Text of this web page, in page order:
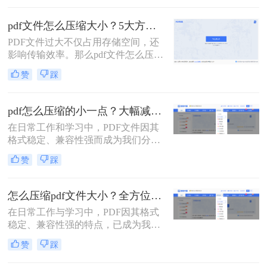
pdf文件怎么压缩大小？5大方法深度解析与实操指南！
PDF文件过大不仅占用存储空间，还
影响传输效率。那么pdf文件怎么压缩
大小呢？本文将系统介绍5种主流压
缩方法，助你精准平衡文件体积与质
赞 踩
pdf怎么压缩的小一点？大幅减小文件体积的有效方法全解析！
在日常工作和学习中，PDF文件因其
格式稳定、兼容性强而成为我们分享
文档、报告和资料的首选格式。然
而，随之而来的问题也显而易见：过
在通过邮件发送、即时通讯工具传输
或上传至云平台时受到限制，严重影
响效率。因此，pdf怎么压缩的小一
点，成为一项必备技能。
赞 踩
怎么压缩pdf文件大小？全方位高效压缩方法终极指南！
在日常工作与学习中，PDF因其格式
稳定、兼容性强的特点，已成为我们
分享文档、报告和论文的首选格式。
然而，过大的PDF文件常常会带来诸
赞 踩